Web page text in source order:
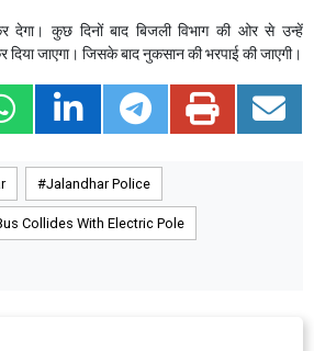
देगा। कुछ दिनों बाद बिजली विभाग की ओर से उन्हें
दिया जाएगा। जिसके बाद नुकसान की भरपाई की जाएगी।
Jalandhar Police
Collides With Electric Pole